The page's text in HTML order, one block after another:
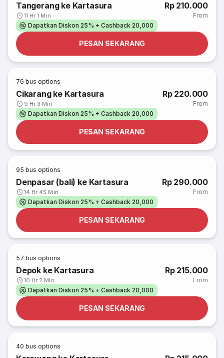
Tangerang ke Kartasura
11 Hr 1 Min
Rp 210.000
From
Dapatkan Diskon 25% + Cashback 20,000
PESAN SEKARANG
76 bus options
Cikarang ke Kartasura
9 Hr 3 Min
Rp 220.000
From
Dapatkan Diskon 25% + Cashback 20,000
PESAN SEKARANG
95 bus options
Denpasar (bali) ke Kartasura
14 Hr 45 Min
Rp 290.000
From
Dapatkan Diskon 25% + Cashback 20,000
PESAN SEKARANG
57 bus options
Depok ke Kartasura
10 Hr 2 Min
Rp 215.000
From
Dapatkan Diskon 25% + Cashback 20,000
PESAN SEKARANG
40 bus options